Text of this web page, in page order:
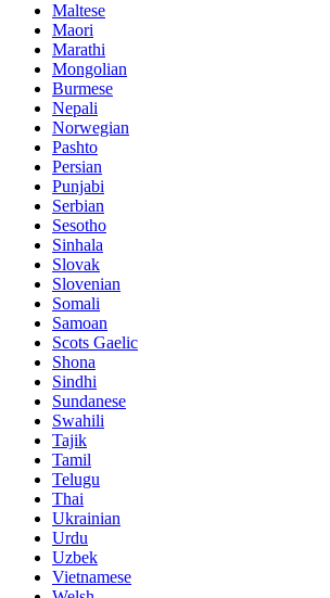
Maltese
Maori
Marathi
Mongolian
Burmese
Nepali
Norwegian
Pashto
Persian
Punjabi
Serbian
Sesotho
Sinhala
Slovak
Slovenian
Somali
Samoan
Scots Gaelic
Shona
Sindhi
Sundanese
Swahili
Tajik
Tamil
Telugu
Thai
Ukrainian
Urdu
Uzbek
Vietnamese